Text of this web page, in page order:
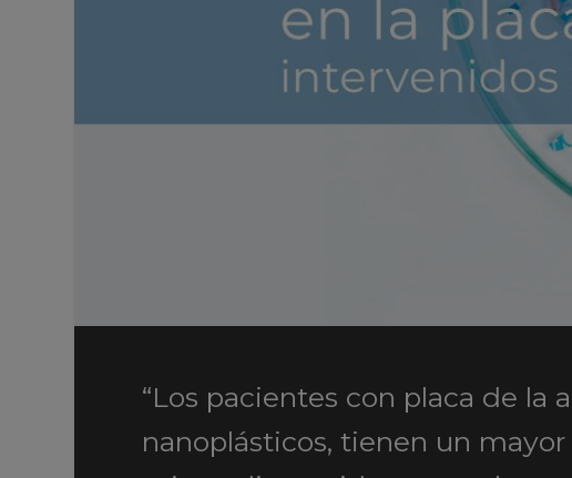
“Los pacientes con placa de
nanoplásticos, tienen un